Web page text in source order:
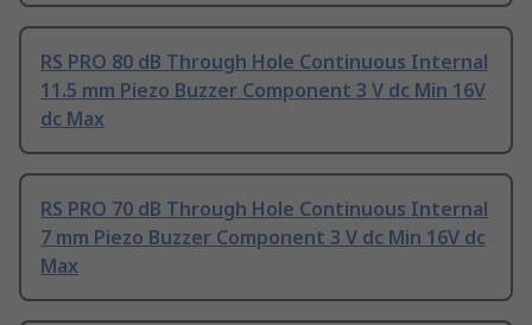
RS PRO 80 dB Through Hole Continuous Internal
11.5 mm Piezo Buzzer Component 3 V dc Min 16V
dc Max
RS PRO 70 dB Through Hole Continuous Internal
7 mm Piezo Buzzer Component 3 V dc Min 16V dc
Max